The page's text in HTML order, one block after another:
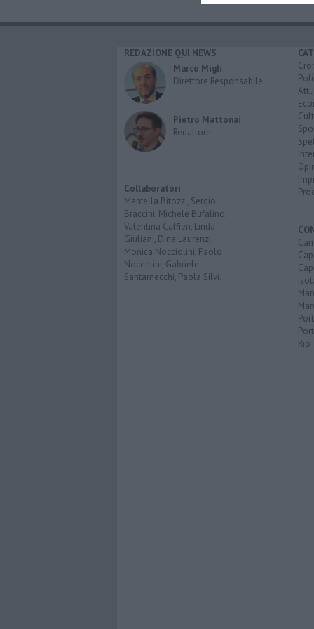
REDAZIONE QUI NEWS
Marco Migli
Direttore Responsabile
Pietro Mattonai
Redattore
Collaboratori
Marcella Bitozzi, Sergio
Braccini, Michele Bufalino,
Valentina Caffieri, Linda
Giuliani, Dina Laurenzi,
Monica Nocciolini, Paolo
Nocentini, Gabriele
Santarnecchi, Paola Silvi.
Rio